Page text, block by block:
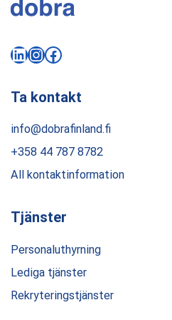
Ta kontakt
info@dobrafinland.fi
+358 44 787 8782
All kontaktinformation
LinkedIn
Instagram
Facebook
Tjänster
Personaluthyrning
Lediga tjänster
Rekryteringstjänster